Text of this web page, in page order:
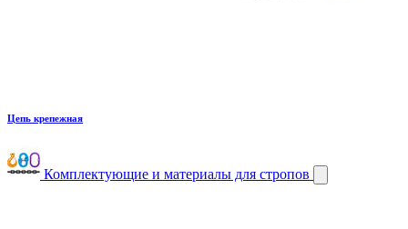
Цепь крепежная
Комплектующие и материалы для стропов